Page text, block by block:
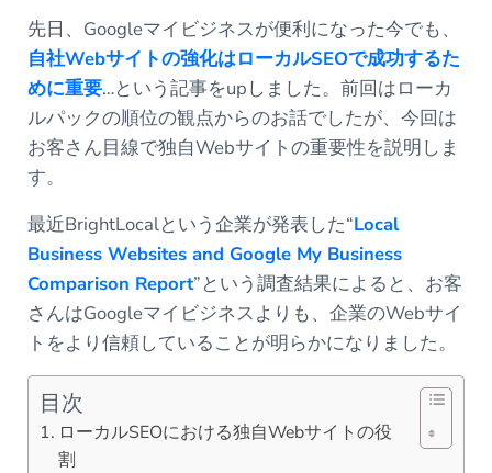
先日、Googleマイビジネスが便利になった今でも、
自社Webサイトの強化はローカルSEOで成功するた
めに重要…という記事をupしました。前回はローカ
ルパックの順位の観点からのお話でしたが、今回は
お客さん目線で独自Webサイトの重要性を説明しま
す。
最近BrightLocalという企業が発表した“Local
Business Websites and Google My Business
Comparison Report”という調査結果によると、お客
さんはGoogleマイビジネスよりも、企業のWebサイ
トをより信頼していることが明らかになりました。
目次
ローカルSEOにおける独自Webサイトの役
割